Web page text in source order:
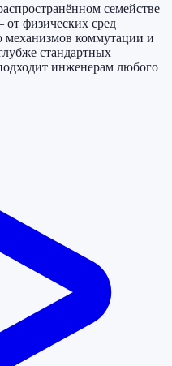
семействе
от физических сред
механизмов коммутации и
стандартных
инженерам любого